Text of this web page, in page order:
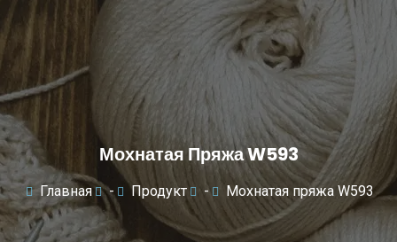
Мохнатая Пряжа W593
Главная - Продукт - Мохнатая пряжа W593